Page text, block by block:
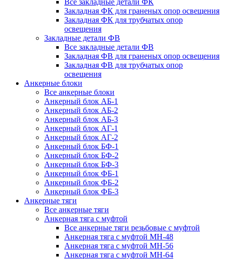
Все закладные детали ФК
Закладная ФК для граненых опор освещения
Закладная ФК для трубчатых опор
освещения
Закладные детали ФВ
Все закладные детали ФВ
Закладная ФВ для граненых опор освещения
Закладная ФВ для трубчатых опор
освещения
Анкерные блоки
Все анкерные блоки
Анкерный блок АБ-1
Анкерный блок АБ-2
Анкерный блок АБ-3
Анкерный блок АГ-1
Анкерный блок АГ-2
Анкерный блок БФ-1
Анкерный блок БФ-2
Анкерный блок БФ-3
Анкерный блок ФБ-1
Анкерный блок ФБ-2
Анкерный блок ФБ-3
Анкерные тяги
Все анкерные тяги
Анкерная тяга с муфтой
Все анкерные тяги резьбовые с муфтой
Анкерная тяга с муфтой МН-48
Анкерная тяга с муфтой МН-56
Анкерная тяга с муфтой МН-64